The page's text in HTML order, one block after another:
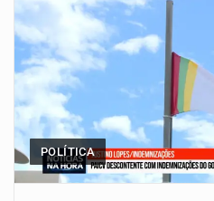
POLÍTICA